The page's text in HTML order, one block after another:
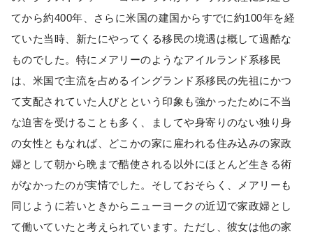
てから約400年、さらに米国の建国からすでに約100年を経
ていた当時、新たにやってくる移民の境遇は概して過酷な
ものでした。特にメアリーのようなアイルランド系移民
は、米国で主流を占めるイングランド系移民の先祖にかつ
て支配されていた人びとという印象も強かったために不当
な迫害を受けることも多く、ましてや身寄りのない独り身
の女性ともなれば、どこかの家に雇われる住み込みの家政
婦として朝から晩まで酷使される以外にほとんど生きる術
がなかったのが実情でした。そしておそらく、メアリーも
同じように若いときからニューヨークの近辺で家政婦とし
て働いていたと考えられています。ただし、彼女は他の家